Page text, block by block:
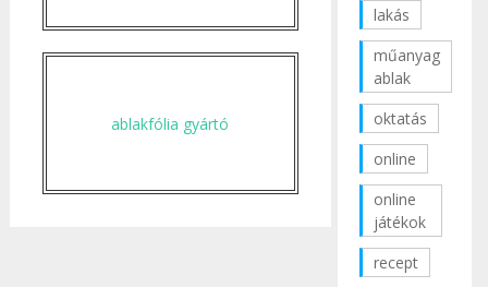
ablakfólia gyártó
lakás
műanyag
ablak
oktatás
online
online
játékok
recept